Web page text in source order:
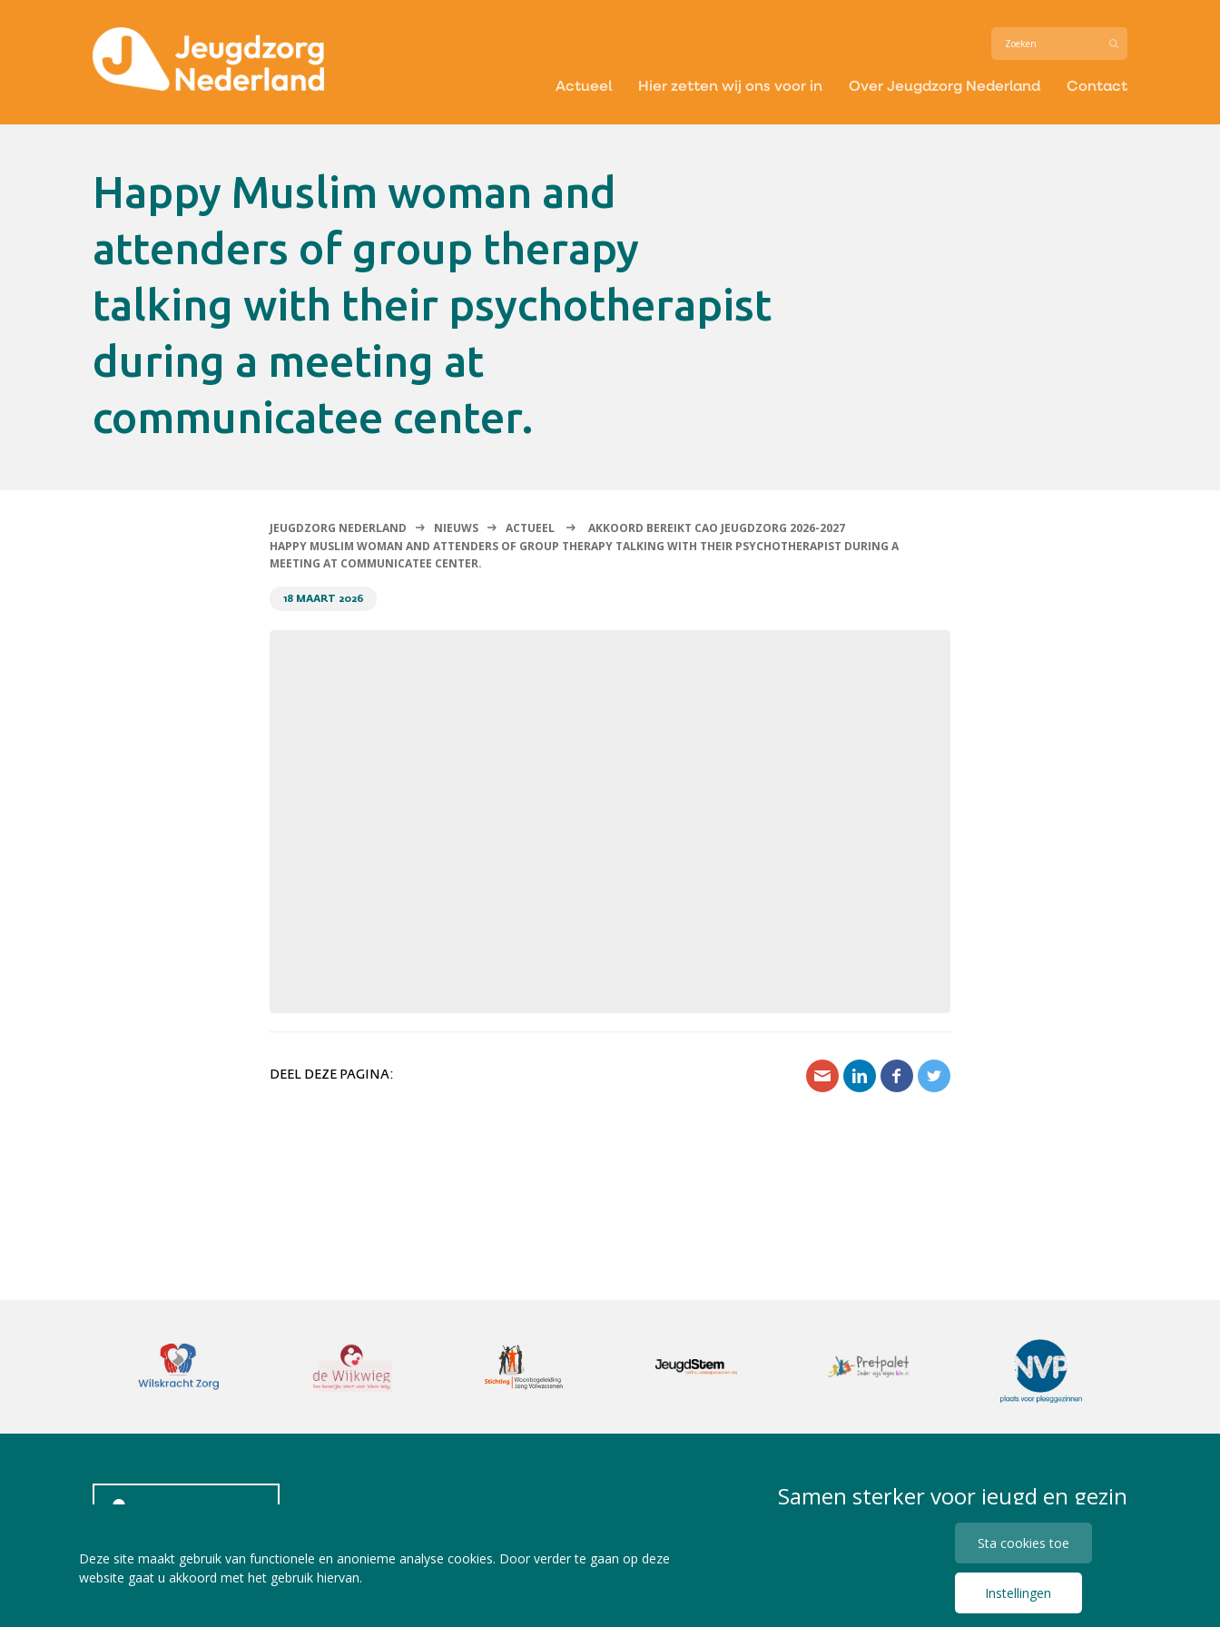
Actueel Hier zetten wij ons voor in Over Jeugdzorg Nederland Contact
Happy Muslim woman and
attenders of group therapy
talking with their psychotherapist
during a meeting at
communicatee center.
JEUGDZORG NEDERLAND NIEUWS ACTUEEL
AKKOORD BEREIKT CAO JEUGDZORG 2026-2027
HAPPY MUSLIM WOMAN AND ATTENDERS OF GROUP THERAPY TALKING WITH THEIR PSYCHOTHERAPIST DURING A
MEETING AT COMMUNICATEE CENTER.
18 MAART 2026
DEEL DEZE PAGINA:
Samen sterker voor jeugd en gezin
Privacy Statement Algemene Voorwaarden
Deze site maakt gebruik van functionele en anonieme analyse cookies. Door verder te gaan op deze
website gaat u akkoord met het gebruik hiervan.
Sta cookies toe
Instellingen